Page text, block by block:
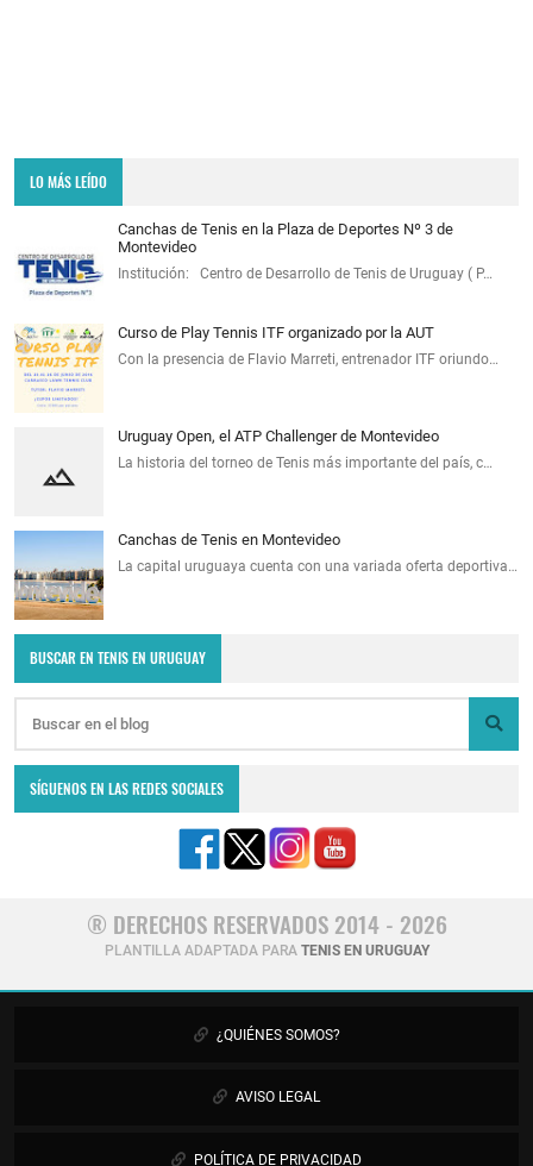
LO MÁS LEÍDO
Canchas de Tenis en la Plaza de Deportes Nº 3 de
Montevideo
Institución: Centro de Desarrollo de Tenis de Uruguay ( P…
Curso de Play Tennis ITF organizado por la AUT
Con la presencia de Flavio Marreti, entrenador ITF oriundo…
Uruguay Open, el ATP Challenger de Montevideo
La historia del torneo de Tenis más importante del país, c…
Canchas de Tenis en Montevideo
La capital uruguaya cuenta con una variada oferta deportiva…
BUSCAR EN TENIS EN URUGUAY
SÍGUENOS EN LAS REDES SOCIALES
® DERECHOS RESERVADOS 2014 - 2026
PLANTILLA ADAPTADA PARA TENIS EN URUGUAY
¿QUIÉNES SOMOS?
AVISO LEGAL
POLÍTICA DE PRIVACIDAD